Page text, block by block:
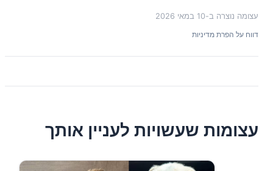
עצומה נוצרה ב-10 במאי 2026
דווח על הפרת מדיניות
עצומות שעשויות לעניין אותך